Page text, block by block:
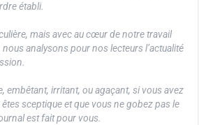
établi.
mais avec au cœur de notre travail
analysons pour nos lecteurs l’actualité
embêtant, irritant, ou agaçant, si vous avez
sceptique et que vous ne gobez pas le
est fait pour vous.